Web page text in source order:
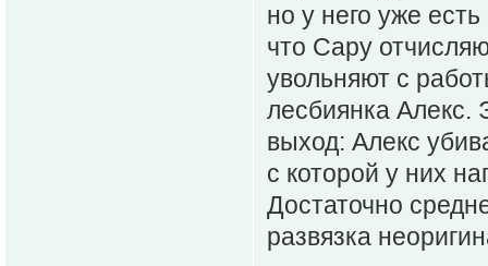
но у него уже
что Сару
увольняют с
лесбиянка Алекс.
выход: Алекс
с которой у них
Достаточно
развязка